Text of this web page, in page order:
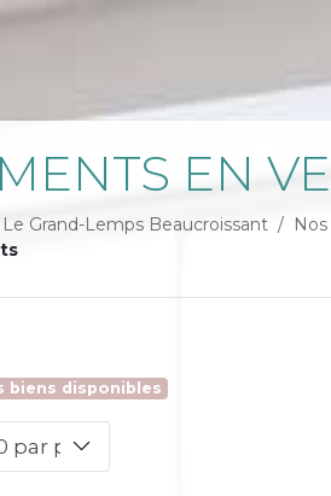
EN
Grand-Lemps Beaucroissant
biens disponibles